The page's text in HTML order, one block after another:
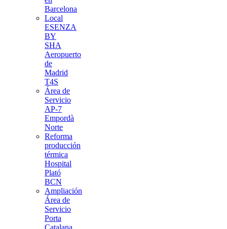
Barcelona
Local
ESENZA
BY
SHA
Aeropuerto
de
Madrid
T4S
Área de
Servicio
AP-7
Empordà
Norte
Reforma
producción
térmica
Hospital
Plató
BCN
Ampliación
Área de
Servicio
Porta
Catalana